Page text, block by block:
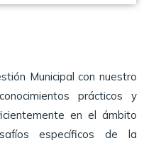
Municipal con nuestro
prácticos y
en el ámbito
específicos de la